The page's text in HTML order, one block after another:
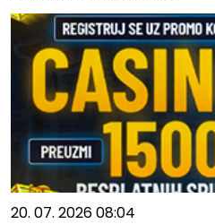
20. 07. 2026 08:04